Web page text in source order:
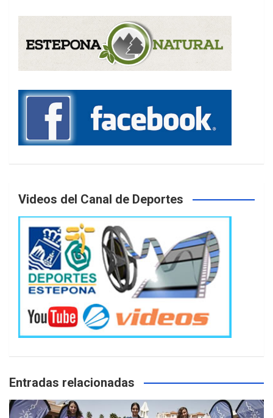
Videos del Canal de Deportes
Entradas relacionadas